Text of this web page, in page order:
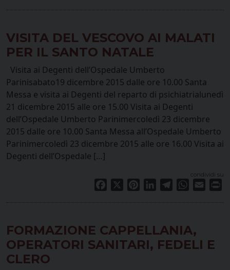
VISITA DEL VESCOVO AI MALATI
PER IL SANTO NATALE
Visita ai Degenti dell’Ospedale Umberto
Parinisabato19 dicembre 2015 dalle ore 10.00 Santa
Messa e visita ai Degenti del reparto di psichiatrialunedì
21 dicembre 2015 alle ore 15.00 Visita ai Degenti
dell’Ospedale Umberto Parinimercoledì 23 dicembre
2015 dalle ore 10.00 Santa Messa all’Ospedale Umberto
Parinimercoledì 23 dicembre 2015 alle ore 16.00 Visita ai
Degenti dell’Ospedale […]
condividi su
Facebook PinterestLinkedInTelegramWhatsApp
Email
FORMAZIONE CAPPELLANIA,
OPERATORI SANITARI, FEDELI E
CLERO